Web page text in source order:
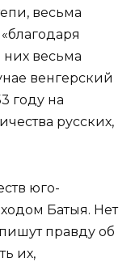
весьма
весьма
венгерский
году на
русских,
юго-
Батыя. Нет
правду об
их,